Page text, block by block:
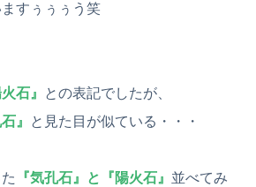
すぅぅぅう笑
石』
との表記でしたが、
』
と見た目が似ている・・・
『気孔石』と『陽火石』 並べてみ